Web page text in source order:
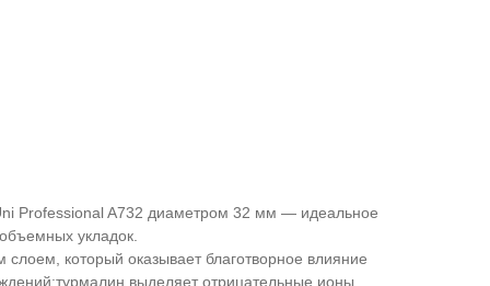
Professional A732 диаметром 32 мм — идеальное
укладок.
который оказывает благотворное влияние
выделяет отрицательные ионы